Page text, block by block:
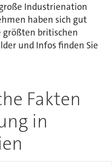
Industrienation
haben sich gut
größten britischen
und Infos finden Sie
Fakten
in